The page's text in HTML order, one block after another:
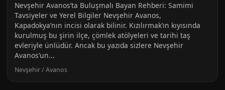
Nevşehir Avanos’ta Buluşmalı Bayan Rehberi: Samimi
Tavsiyeler ve Yerel Bilgiler Nevşehir Avanos,
Kapadokya’nın incisi olarak bilinir. Kızılırmak’ın kıyısında
kurulmuş bu şirin ilçe, çömlek atölyeleri ve tarihi taş
evleriyle ünlüdür. Ancak bu yazıda sizlere Nevşehir
Avanos’un...
Nevşehir / Avanos